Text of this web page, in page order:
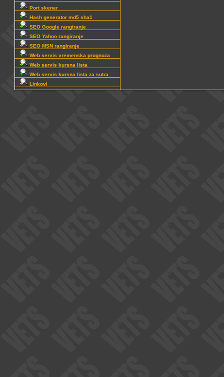
Port skener
Hash generator md5 sha1
SEO Google rangiranje
SEO Yahoo rangiranje
SEO MSN rangiranje
Web servis vremenska prognoza
Web servis kursna lista
Web servis kursna lista za sutra
Linkovi